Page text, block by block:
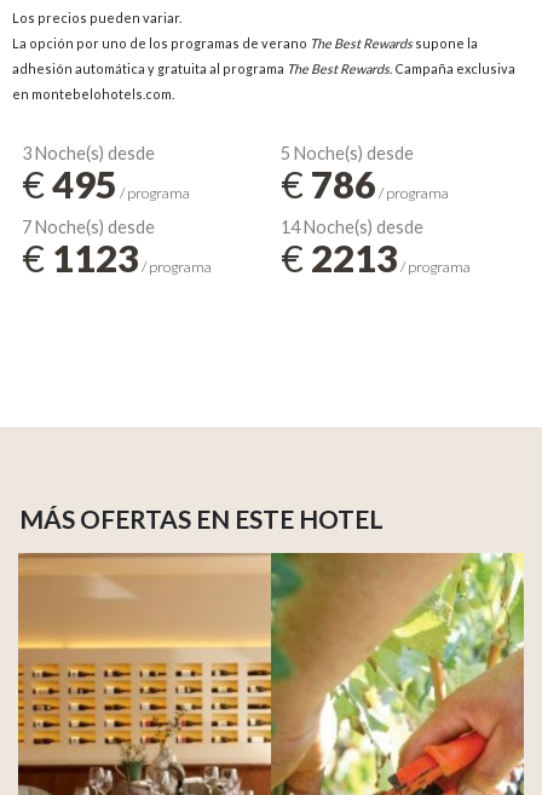
Los precios pueden variar.
La opción por uno de los programas de verano The Best Rewards supone la
adhesión automática y gratuita al programa The Best Rewards . Campaña exclusiva
en montebelohotels.com.
3 Noche(s) desde
€495 / programa
5 Noche(s) desde
€786 / programa
7 Noche(s) desde
€ 1123 / programa
14 Noche(s) desde
€2213 / programa
MÁS OFERTAS EN ESTE HOTEL